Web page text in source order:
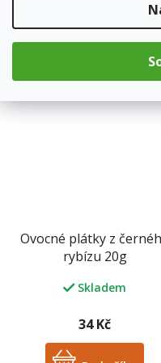
34 Kč
Ovocné plátky z
rybízu 20g
Skladem
34 Kč